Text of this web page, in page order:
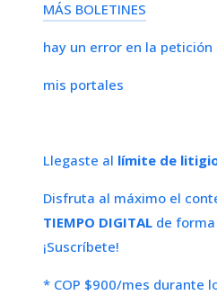
MÁS BOLETINES
hay un error en la petición
mis portales
Llegaste al límite de
Disfruta al máximo el
TIEMPO DIGITAL de
¡Suscríbete!
* COP $900/mes durante